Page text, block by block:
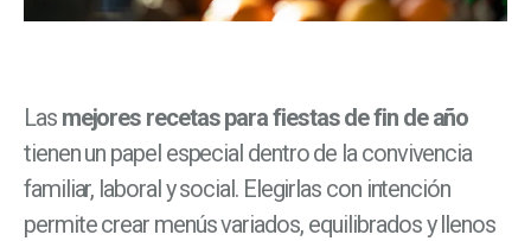
Las mejores recetas para fiestas de fin de año
tienen un papel especial dentro de la convivencia
familiar, laboral y social. Elegirlas con intención
permite crear menús variados, equilibrados y llenos